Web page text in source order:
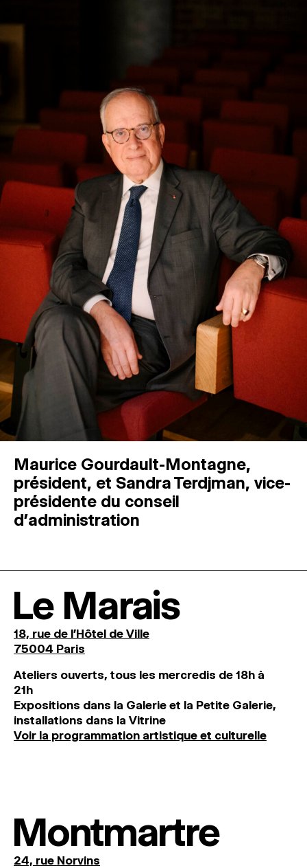
Maurice Gourdault-Montagne,
président, et Sandra Terdjman, vice-
présidente du conseil
d’administration
Le Marais
18, rue de l'Hôtel de Ville
75004 Paris
Ateliers ouverts, tous les mercredis de 18h à
21h
Expositions dans la Galerie et la Petite Galerie,
installations dans la Vitrine
Voir la programmation artistique et culturelle
Montmartre
24, rue Norvins